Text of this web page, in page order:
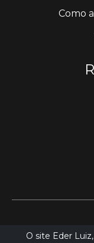
Como
O site Eder